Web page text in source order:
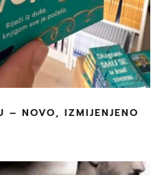
– NOVO, IZMIJENJENO